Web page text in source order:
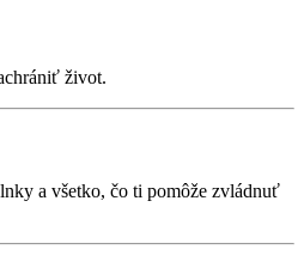
život.
a všetko, čo ti pomôže zvládnuť